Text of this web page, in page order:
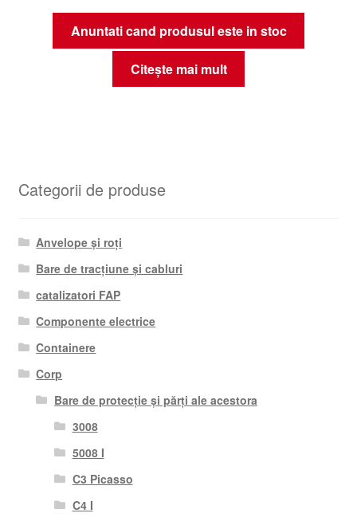
Anuntati cand produsul este in stoc
Citește mai mult
Categorii de produse
Anvelope și roți
Bare de tracțiune și cabluri
catalizatori FAP
Componente electrice
Containere
Corp
Bare de protecție și părți ale acestora
3008
5008 I
C3 Picasso
C4 I